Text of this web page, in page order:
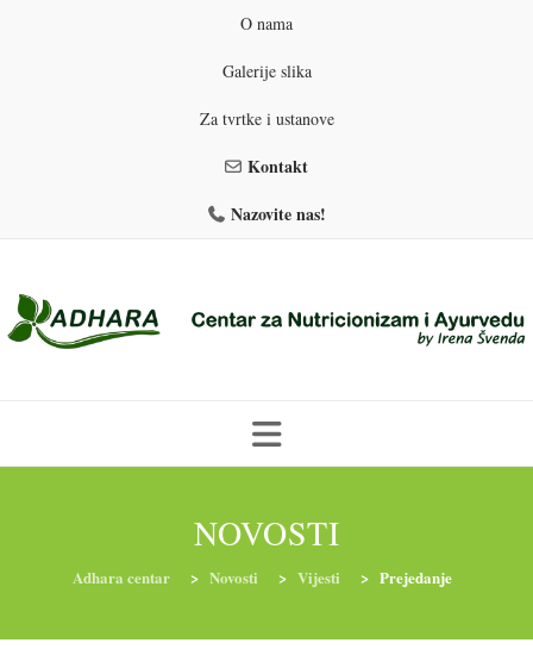
O nama
Galerije slika
Za tvrtke i ustanove
Kontakt
Nazovite nas!
NOVOSTI
Adhara centar > Novosti > Vijesti > Prejedanje